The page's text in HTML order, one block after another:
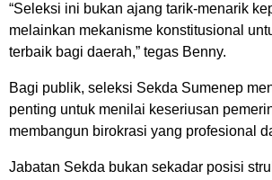
“Seleksi ini bukan ajang tarik-menarik
melainkan mekanisme konstitusional
terbaik bagi daerah,” tegas Benny.
Bagi publik, seleksi Sekda Sumenep
penting untuk menilai keseriusan
membangun birokrasi yang profesional
Jabatan Sekda bukan sekadar posisi